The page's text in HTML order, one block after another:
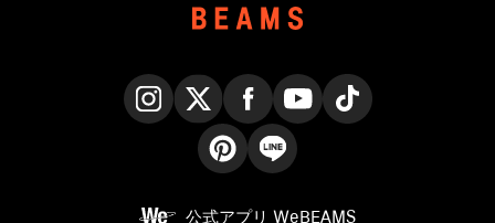
公式アプリ WeBEAMS